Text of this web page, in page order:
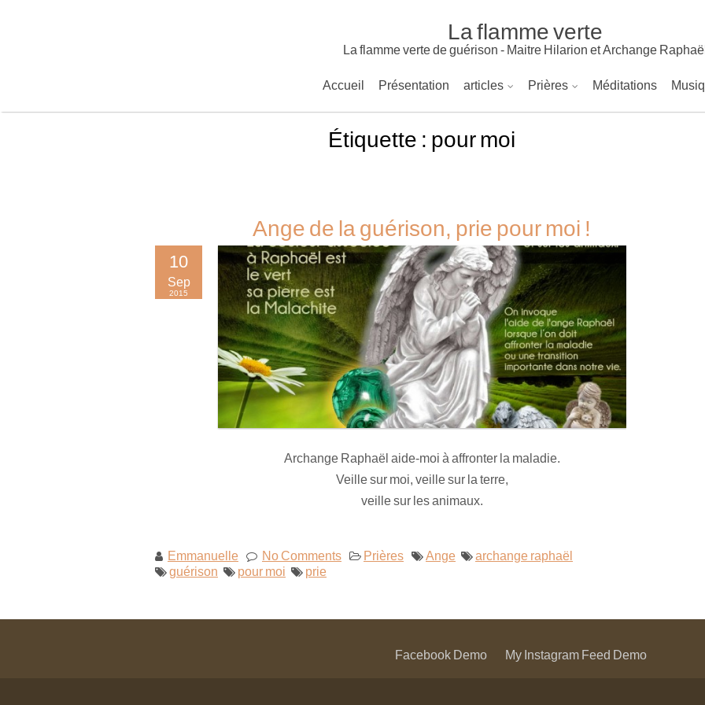
La flamme verte
La flamme verte de guérison - Maitre Hilarion et Archange
Accueil Présentation articles Prières Méditations
Étiquette : pour moi
Ange de la guérison, prie pour moi !
10
Sep
2015
Archange Raphaël aide-moi à affronter la maladie.
Veille sur moi, veille sur la terre,
veille sur les animaux.
Emmanuelle No Comments Prières Ange
archange raphaël
guérison
pour moi prie
Facebook Demo My Instagram Feed Demo